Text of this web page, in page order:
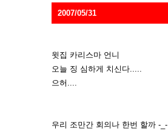
2007/05/31
윗집 카리스마 언니
오늘 징 심하게 치신다.....
으허....
우리 조만간 회의나 한번 할까 -_-